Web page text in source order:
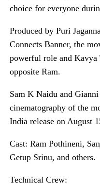
choice for everyone
Produced by Puri
Connects Banner, the
powerful role and Kavya
opposite Ram.
Sam K Naidu and
cinematography of the
India release on August
Cast: Ram Pothineni,
Getup Srinu, and others.
Technical Crew: